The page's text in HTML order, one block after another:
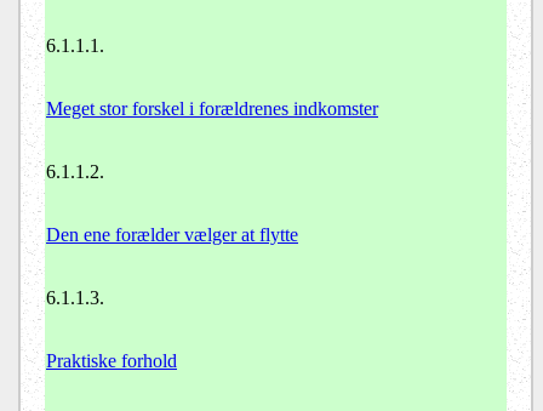
6.1.1.1.
Meget stor forskel i forældrenes indkomster
6.1.1.2.
Den ene forælder vælger at flytte
6.1.1.3.
Praktiske forhold